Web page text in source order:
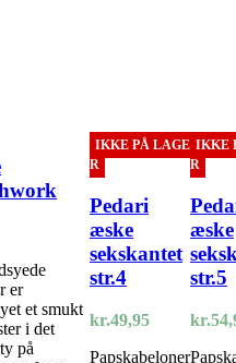
er
et smukt
i det
på
IKKE PÅ LAGE
R
Pedari
æske
sekskantet
str.4
kr.49,95
Papskabeloner
IKKE
R
æske
str.5
kr.